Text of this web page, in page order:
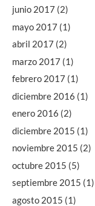
junio 2017 (2)
mayo 2017 (1)
abril 2017 (2)
marzo 2017 (1)
febrero 2017 (1)
diciembre 2016 (1)
enero 2016 (2)
diciembre 2015 (1)
noviembre 2015 (2)
octubre 2015 (5)
septiembre 2015 (1)
agosto 2015 (1)